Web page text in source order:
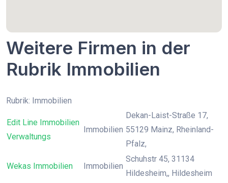
Weitere Firmen in der
Rubrik Immobilien
Rubrik: Immobilien
Edit Line Immobilien
Verwaltungs
Immobilien
Dekan-Laist-Straße 17,
55129 Mainz, Rheinland-
Pfalz,
Wekas Immobilien Immobilien
Schuhstr 45, 31134
Hildesheim,, Hildesheim